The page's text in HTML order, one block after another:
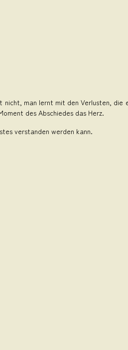
nicht, man lernt mit den Verlusten,
des Abschiedes das Herz.
verstanden werden kann.